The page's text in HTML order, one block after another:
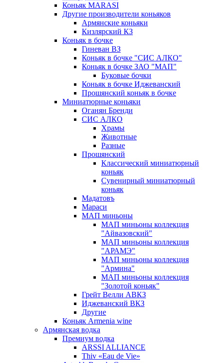
Коньяк MARASI
Другие производители коньяков
Армянские коньяки
Кизлярский КЗ
Коньяк в бочке
Гиневан ВЗ
Коньяк в бочке "СИС АЛКО"
Коньяк в бочке ЗАО "МАП"
Буковые бочки
Коньяк в бочке Иджеванский
Прошянский коньяк в бочке
Миниатюрные коньяки
Оганян Бренди
СИС АЛКО
Храмы
Животные
Разные
Прошянский
Классический миниатюрный
коньяк
Сувенирный миниатюрный
коньяк
Мадатовъ
Мараси
МАП миньоны
МАП миньоны коллекция
"Айвазовский"
МАП миньоны коллекция
"АРАМЭ"
МАП миньоны коллекция
"Армина"
МАП миньоны коллекция
"Золотой коньяк"
Грейт Велли АВКЗ
Иджеванский ВКЗ
Другие
Коньяк Armenia wine
Армянская водка
Премиум водка
ARSSI ALLIANCE
Thiv «Eau de Vie»